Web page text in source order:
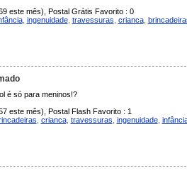
este mês), Postal Grátis Favorito : 0
, ingenuidade, travessuras crianca,
é só para meninos!?
este mês), Postal Flash Favorito : 1
crianca, travessuras ingenuidade,